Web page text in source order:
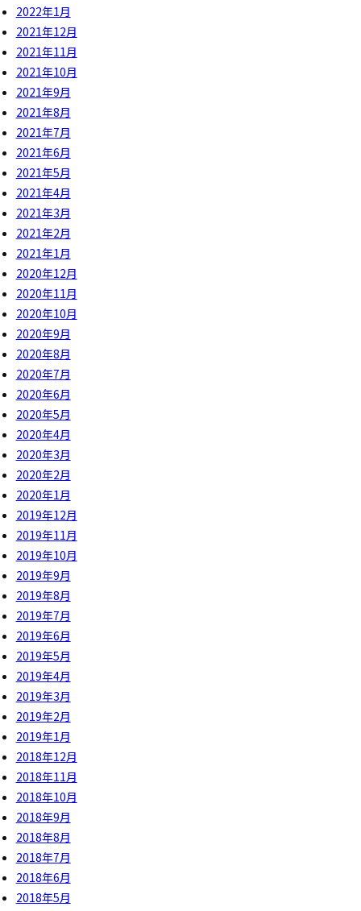
2022年1月
2021年12月
2021年11月
2021年10月
2021年9月
2021年8月
2021年7月
2021年6月
2021年5月
2021年4月
2021年3月
2021年2月
2021年1月
2020年12月
2020年11月
2020年10月
2020年9月
2020年8月
2020年7月
2020年6月
2020年5月
2020年4月
2020年3月
2020年2月
2020年1月
2019年12月
2019年11月
2019年10月
2019年9月
2019年8月
2019年7月
2019年6月
2019年5月
2019年4月
2019年3月
2019年2月
2019年1月
2018年12月
2018年11月
2018年10月
2018年9月
2018年8月
2018年7月
2018年6月
2018年5月